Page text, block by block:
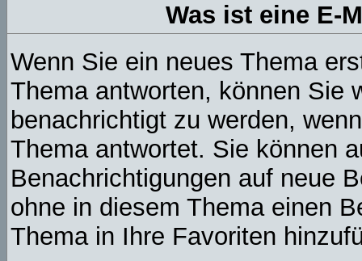
Was ist eine E-
Wenn Sie ein neues Thema
Thema antworten, können Sie
benachrichtigt zu werden,
Thema antwortet. Sie können
Benachrichtigungen auf neue
ohne in diesem Thema einen
Thema in Ihre Favoriten